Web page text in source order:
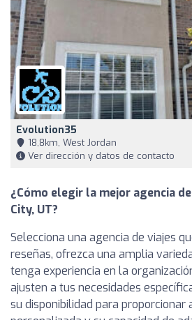
Evolution35
18,8km, West Jordan
Ver dirección y datos de contacto
¿Cómo elegir la mejor agencia
City, UT?
Selecciona una agencia de viajes
reseñas, ofrezca una amplia
tenga experiencia en la
ajusten a tus necesidades
su disponibilidad para proporcionar